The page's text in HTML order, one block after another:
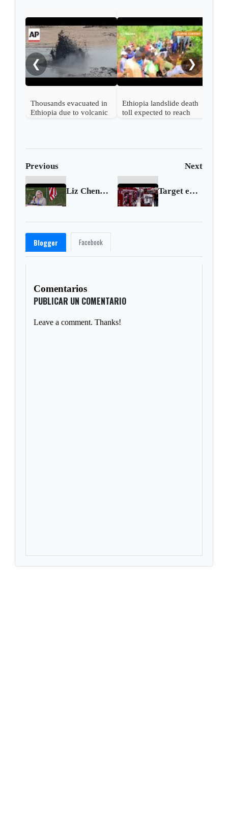
❮
Thousands evacuated in
Ethiopia due to volcanic
Ethiopia landslide death
toll expected to reach
❯
Previous Next
Liz Cheney to battle Donald Trump Target earnings fall as inflation hits shoppers
Blogger Facebook
Comentarios
PUBLICAR UN COMENTARIO
Leave a comment. Thanks!